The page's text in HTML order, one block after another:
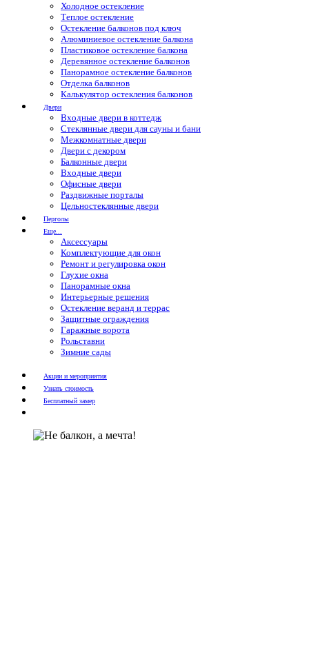
Холодное остекление
Теплое остекление
Остекление балконов под ключ
Алюминиевое остекление балкона
Пластиковое остекление балкона
Деревянное остекление балконов
Панорамное остекление балконов
Отделка балконов
Калькулятор остекления балконов
Двери
Входные двери в коттедж
Стеклянные двери для сауны и бани
Межкомнатные двери
Двери с декором
Балконные двери
Входные двери
Офисные двери
Раздвижные порталы
Цельностеклянные двери
Перголы
Еще...
Аксессуары
Комплектующие для окон
Ремонт и регулировка окон
Глухие окна
Панорамные окна
Интерьерные решения
Остекление веранд и террас
Защитные ограждения
Гаражные ворота
Рольставни
Зимние сады
Акции и мероприятия
Узнать стоимость
Бесплатный замер